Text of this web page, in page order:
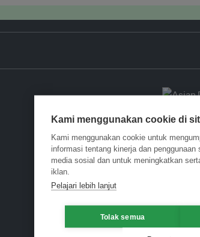
Kami menggunakan cookie di
Kami menggunakan cookie untuk
informasi tentang kinerja dan
media sosial dan untuk meningkatkan
iklan.
Pelajari lebih lanjut
Tolak semua